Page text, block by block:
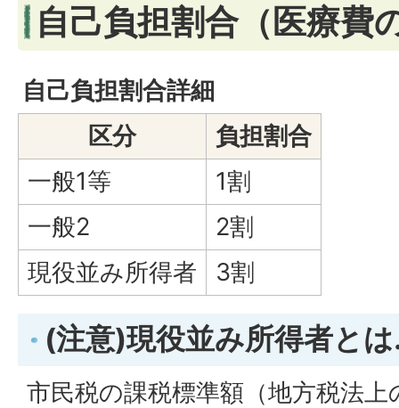
自己負担割合（医療費
自己負担割合詳細
区分
負担割合
一般1等
1割
一般2
2割
現役並み所得者
3割
(注意)現役並み所得者と
市民税の課税標準額（地方税法